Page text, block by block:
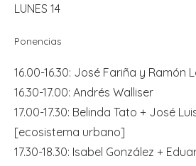
LUNES 14
Ponencias
16.00-16.30: José Fariña y Ramón
16.30-17.00: Andrés Walliser
17.00-17.30: Belinda Tato + José
[ecosistema urbano]
17.30-18.30: Isabel González +